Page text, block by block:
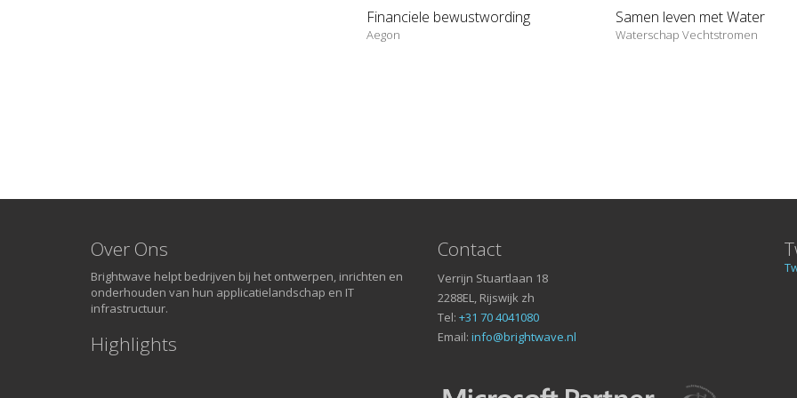
Financiele bewustwording
Aegon
Samen leven met Water
Waterschap Vechtstromen
Over Ons
Brightwave helpt bedrijven bij het ontwerpen, inrichten en
onderhouden van hun applicatielandschap en IT
infrastructuur.
Highlights
Contact
Verrijn Stuartlaan 18
2288EL, Rijswijk zh
Tel: +31 70 4041080
Email: info@brightwave.nl